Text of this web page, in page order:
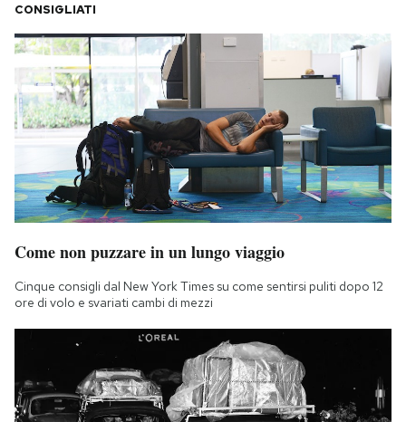
CONSIGLIATI
Come non puzzare in un lungo viaggio
Cinque consigli dal New York Times su come sentirsi puliti dopo 12
ore di volo e svariati cambi di mezzi